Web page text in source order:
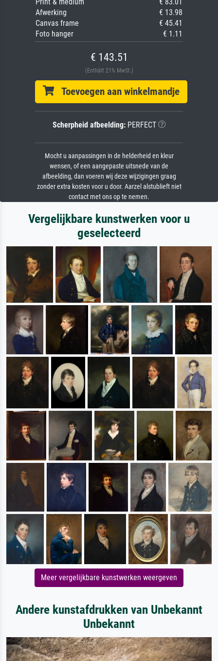
Afwerking
€ 13.98
Canvas frame
€ 45.41
Foto hanger
€ 1.11
€ 143.51
(Enthält 21% MwSt.)
Toevoegen aan winkelmandje
Scherpheid afbeelding:PERFECT
Mocht u aanpassingen in de helderheid en kleur
wensen, of een aangepaste uitsnede van de
afbeelding, dan voeren wij deze wijzigingen graag
zonder extra kosten voor u door. Aarzel alstublieft niet
contact met ons op te nemen.
Vergelijkbare kunstwerken voor u
geselecteerd
Meer vergelijkbare kunstwerken weergeven
Andere kunstafdrukken van Unbekannt
Unbekannt